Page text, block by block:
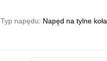
Typ napędu Napęd na tylne koła